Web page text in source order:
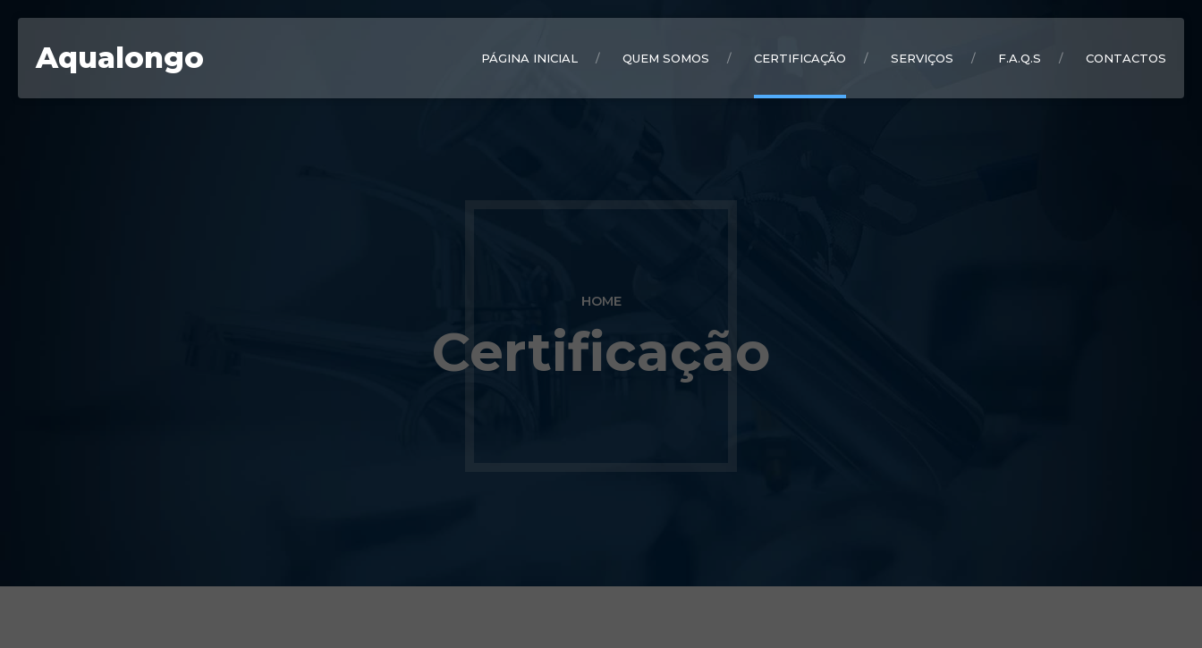
Aqualongo PÁGINA INICIAL QUEM SOMOS CERTIFICAÇÃO SERVIÇOS F.A.Q.S CONTACTOS
HOME
Certificação